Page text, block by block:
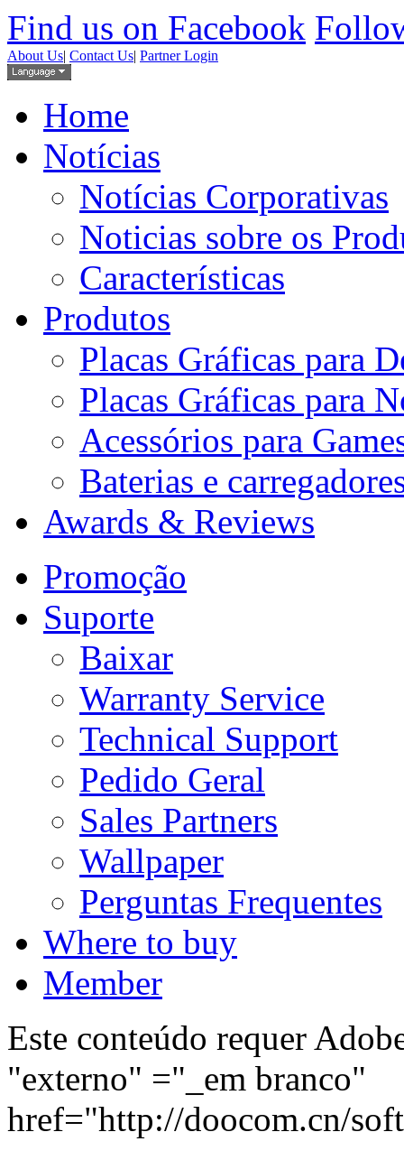
Find us on Facebook
About Us| Contact Us| Partner Login
Home
Notícias
Notícias Corporativas
Noticias sobre os
Características
Produtos
Placas Gráficas para
Placas Gráficas para
Acessórios para
Baterias e
Awards & Reviews
Promoção
Suporte
Baixar
Warranty Service
Technical Support
Pedido Geral
Sales Partners
Wallpaper
Perguntas Frequentes
Where to buy
Member
Este conteúdo requer
"externo" ="_em branco"
href="http://doocom.cn/